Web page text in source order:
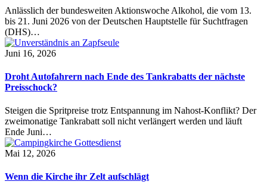
Anlässlich der bundesweiten Aktionswoche Alkohol, die vom 13.
bis 21. Juni 2026 von der Deutschen Hauptstelle für Suchtfragen
(DHS)…
Juni 16, 2026
Droht Autofahrern nach Ende des Tankrabatts der nächste
Preisschock?
Steigen die Spritpreise trotz Entspannung im Nahost-Konflikt? Der
zweimonatige Tankrabatt soll nicht verlängert werden und läuft
Ende Juni…
Mai 12, 2026
Wenn die Kirche ihr Zelt aufschlägt